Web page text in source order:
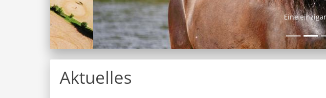
Eine einzigartige und
Aktuelles